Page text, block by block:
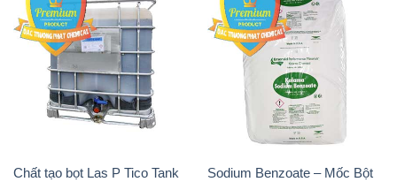
Chất tạo bọt Las P Tico Tank
Sodium Benzoate – Mốc Bột